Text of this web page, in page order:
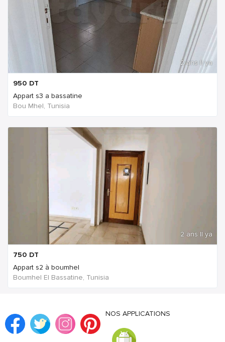
2 ans Il ya
950 DT
Appart s3 a bassatine
Bou Mhel, Tunisia
2 ans Il ya
750 DT
Appart s2 à boumhel
Boumhel El Bassatine, Tunisia
NOS APPLICATIONS